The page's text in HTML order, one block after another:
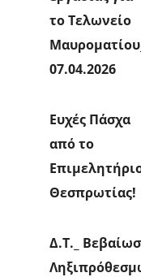
το Τελωνείο
07.04.2026
Ευχές Πάσχα
από το
Θεσπρωτίας!
Δ.Τ._